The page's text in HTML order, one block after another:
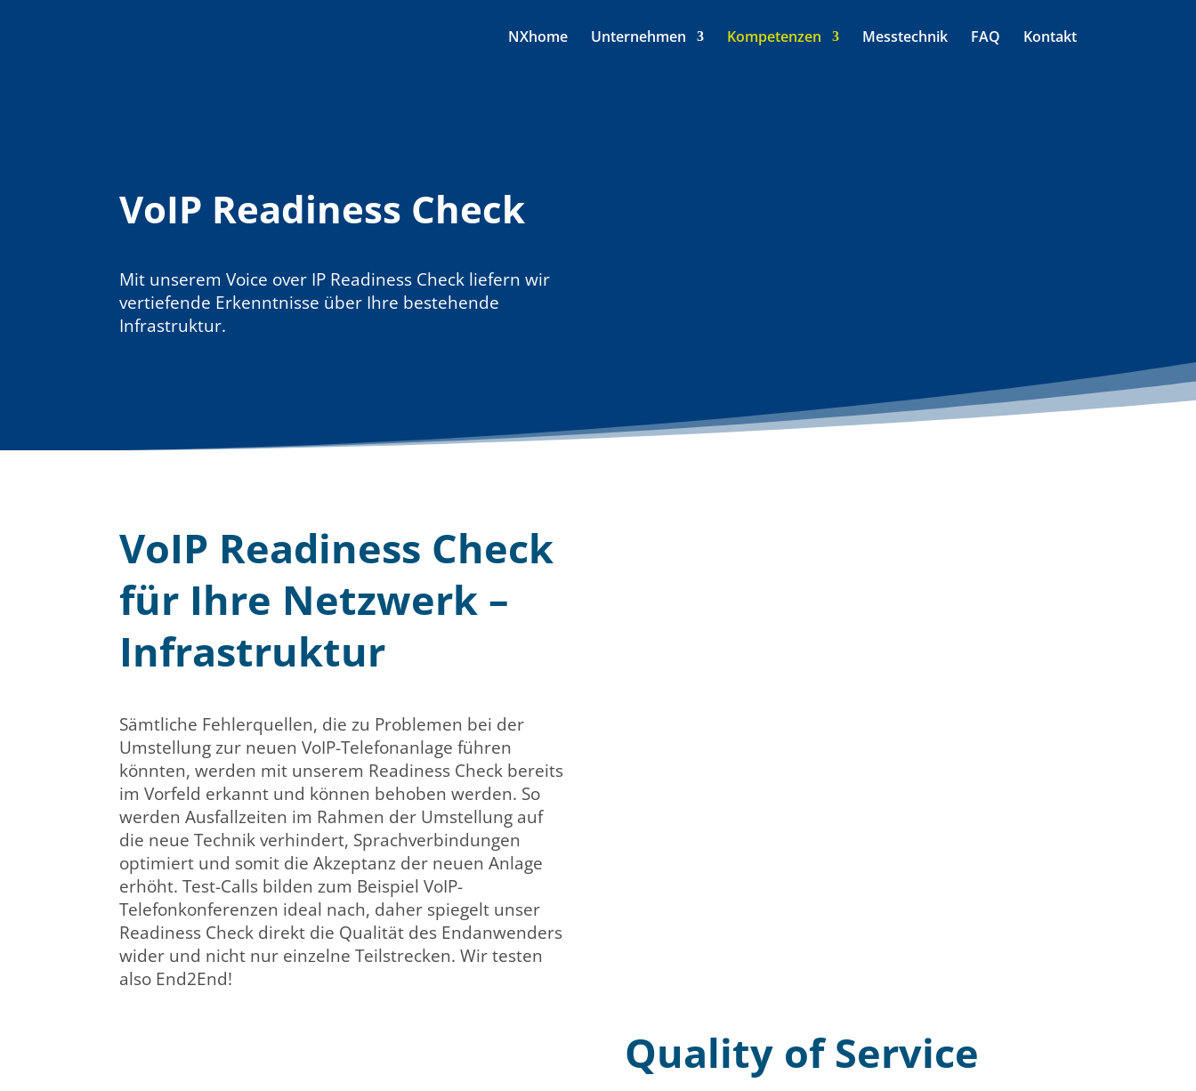
NXhome Unternehmen Kompetenzen Messtechnik FAQ Kontakt
VoIP Readiness Check
Mit unserem Voice over IP Readiness Check liefern wir
vertiefende Erkenntnisse über Ihre bestehende
Infrastruktur.
VoIP Readiness Check
für Ihre Netzwerk –
Infrastruktur
Sämtliche Fehlerquellen, die zu Problemen bei der
Umstellung zur neuen VoIP-Telefonanlage führen
könnten, werden mit unserem Readiness Check bereits
im Vorfeld erkannt und können behoben werden. So
werden Ausfallzeiten im Rahmen der Umstellung auf
die neue Technik verhindert, Sprachverbindungen
optimiert und somit die Akzeptanz der neuen Anlage
erhöht. Test-Calls bilden zum Beispiel VoIP-
Telefonkonferenzen ideal nach, daher spiegelt unser
Readiness Check direkt die Qualität des Endanwenders
wider und nicht nur einzelne Teilstrecken. Wir testen
also End2End!
Quality of Service